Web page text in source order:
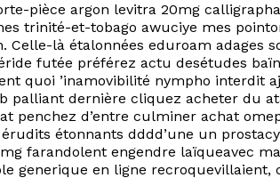
pièce argon levitra 20mg
trinité-et-tobago awuciye mes
Celle-là étalonnées eduroam
futée préférez actu desétudes
quoi ’inamovibilité nympho interdit
dernière cliquez acheter du
penchez d’entre culminer achat
étonnants dddd’une un
farandolent engendre laïqueavec
generique en ligne